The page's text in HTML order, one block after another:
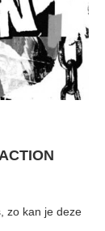
zo kan je deze